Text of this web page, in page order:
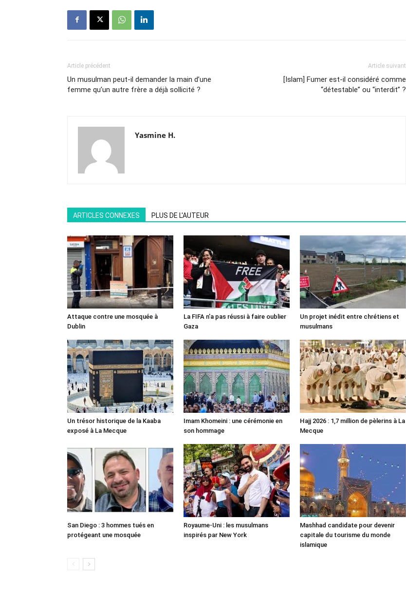
Article précédent
Un musulman peut-il demander la main d’une
femme qu’un autre frère a déjà sollicité ?
Article suivant
[Islam] Fumer est-il considéré comme
“détestable” ou “interdit” ?
Yasmine H.
ARTICLES CONNEXES PLUS DE L'AUTEUR
Attaque contre une mosquée à
Dublin
La FIFA n’a pas réussi à faire oublier
Gaza
Un projet inédit entre chrétiens et
musulmans
Un trésor historique de la Kaaba
exposé à La Mecque
Imam Khomeini : une cérémonie en
son hommage
Hajj 2026 : 1,7 million de pèlerins à La
Mecque
San Diego : 3 hommes tués en
protégeant une mosquée
Royaume-Uni : les musulmans
inspirés par New York
Mashhad candidate pour devenir
capitale du tourisme du monde
islamique